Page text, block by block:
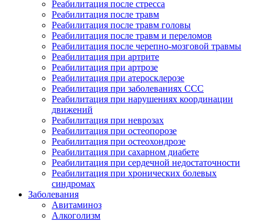
Реабилитация после стресса
Реабилитация после травм
Реабилитация после травм головы
Реабилитация после травм и переломов
Реабилитация после черепно-мозговой травмы
Реабилитация при артрите
Реабилитация при артрозе
Реабилитация при атеросклерозе
Реабилитация при заболеваниях ССС
Реабилитация при нарушениях координации
движений
Реабилитация при неврозах
Реабилитация при остеопорозе
Реабилитация при остеохондрозе
Реабилитация при сахарном диабете
Реабилитация при сердечной недостаточности
Реабилитация при хронических болевых
синдромах
Заболевания
Авитаминоз
Алкоголизм